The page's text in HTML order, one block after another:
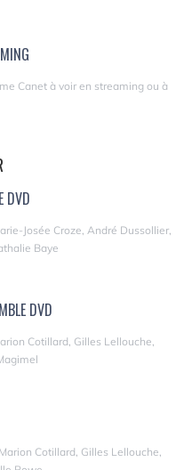
Canet à voir en streaming ou à
DVD
Josée Croze, André Dussollier,
Baye
DVD
Cotillard, Gilles Lellouche,
Cotillard, Gilles Lellouche,